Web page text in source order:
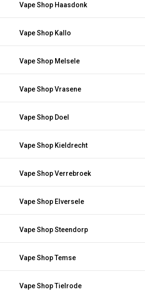
Vape Shop Haasdonk
Vape Shop Kallo
Vape Shop Melsele
Vape Shop Vrasene
Vape Shop Doel
Vape Shop Kieldrecht
Vape Shop Verrebroek
Vape Shop Elversele
Vape Shop Steendorp
Vape Shop Temse
Vape Shop Tielrode